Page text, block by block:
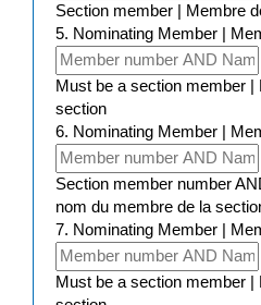
Section member | Membre
5. Nominating Member |
Must be a section member |
section
6. Nominating Member |
Section member number
nom du membre de la
7. Nominating Member |
Must be a section member |